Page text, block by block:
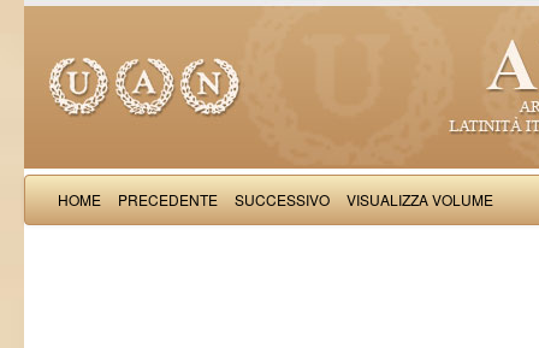
HOME PRECEDENTE SUCCESSIVO VISUALIZZA VOLUME